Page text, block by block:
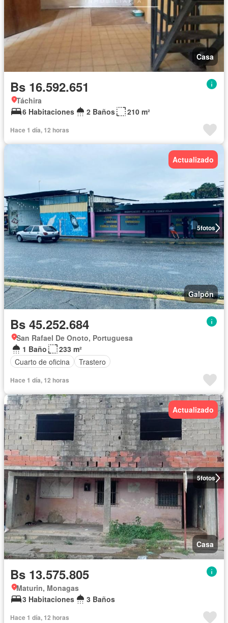
Casa
Bs 16.592.651
Táchira
6 Habitaciones
2 Baños 210 m²
Hace 1 día, 12 horas
5fotos
Actualizado
Galpón
Bs 45.252.684
San Rafael De Onoto, Portuguesa
1 Baño
233 m²
Cuarto de oficina
Trastero
Hace 1 día, 12 horas
5fotos
Actualizado
Casa
Bs 13.575.805
Maturin, Monagas
3 Habitaciones
3 Baños
Hace 1 día, 12 horas